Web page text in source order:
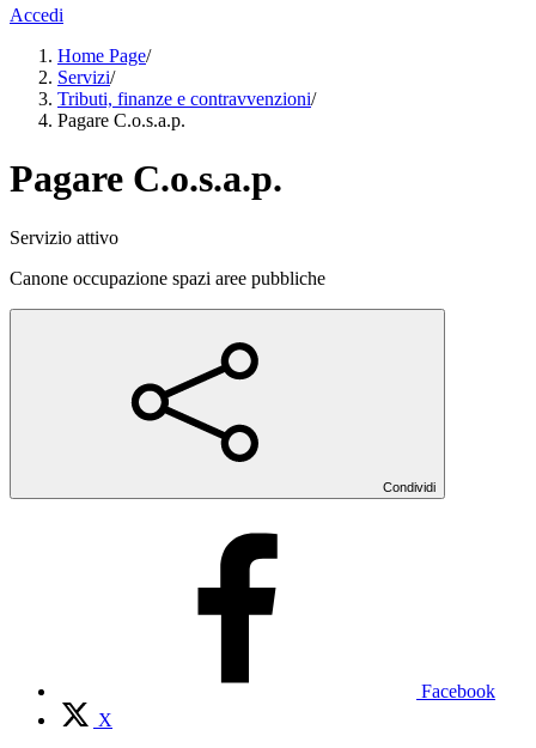
Accedi
Home Page/
Servizi/
Tributi, finanze e contravvenzioni/
Pagare C.o.s.a.p.
Pagare C.o.s.a.p.
Servizio attivo
Canone occupazione spazi aree pubbliche
Condividi
Facebook
X